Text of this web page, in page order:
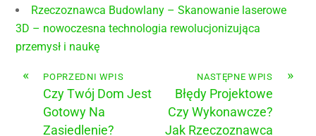
Rzeczoznawca Budowlany – Skanowanie laserowe
3D – nowoczesna technologia rewolucjonizująca
przemysł i naukę
« POPRZEDNI WPIS
Czy Twój Dom Jest
Gotowy Na
Zasiedlenie?
»
NASTĘPNE WPIS
Błędy Projektowe
Czy Wykonawcze?
Jak Rzeczoznawca